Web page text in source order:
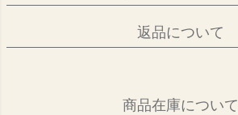
返品について
商品在庫について